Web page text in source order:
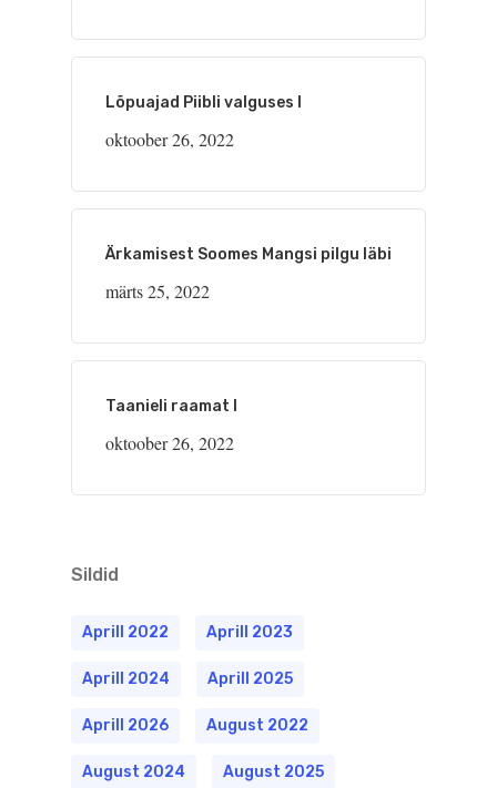
Lõpuajad Piibli valguses I
oktoober 26, 2022
Ärkamisest Soomes Mangsi pilgu läbi
märts 25, 2022
Taanieli raamat I
oktoober 26, 2022
Sildid
Aprill 2022 Aprill 2023
Aprill 2024 Aprill 2025
Aprill 2026 August 2022
August 2024 August 2025